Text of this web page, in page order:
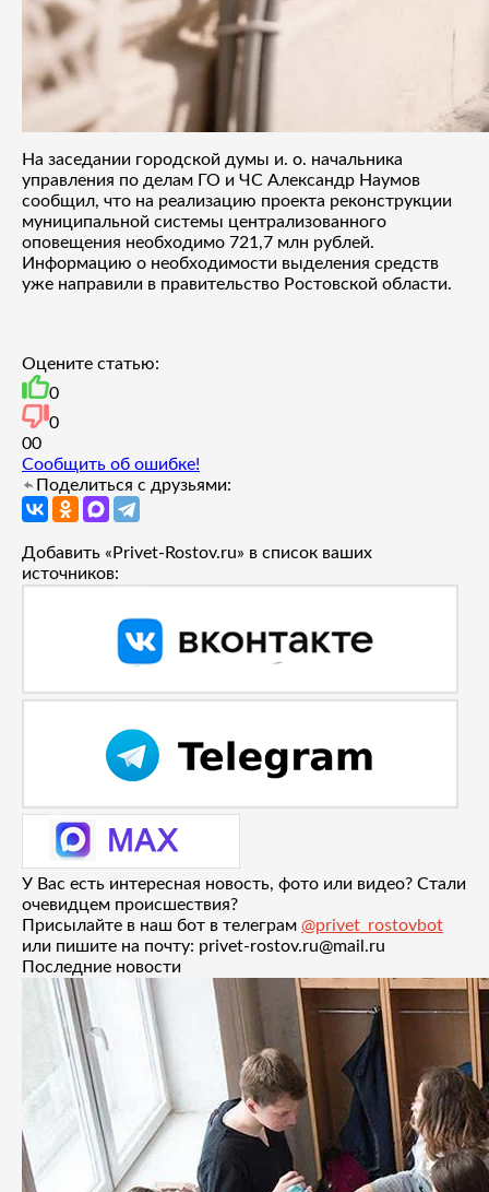
На заседании городской думы и. о. начальника
управления по делам ГО и ЧС Александр Наумов
сообщил, что на реализацию проекта реконструкции
муниципальной системы централизованного
оповещения необходимо 721,7 млн рублей.
Информацию о необходимости выделения средств
уже направили в правительство Ростовской области.
Оцените статью:
0
0
00
Сообщить об ошибке!
Поделиться с друзьями:
Добавить «Privet-Rostov.ru» в список ваших
источников:
У Вас есть интересная новость, фото или видео? Стали
очевидцем происшествия?
Присылайте в наш бот в телеграм @privet_rostovbot
или пишите на почту: privet-rostov.ru@mail.ru
Последние новости